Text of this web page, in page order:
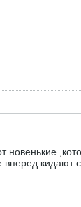
новенькие
кидают